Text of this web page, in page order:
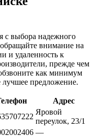
с выбора надежного
внимание на
и удаленность к
прежде чем
как минимум
лучшее предложение.
Адрес
Яровой
переулок, 23/1
—